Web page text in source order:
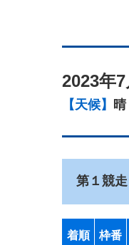
2023年7
【天候】
第１競
着順 枠番